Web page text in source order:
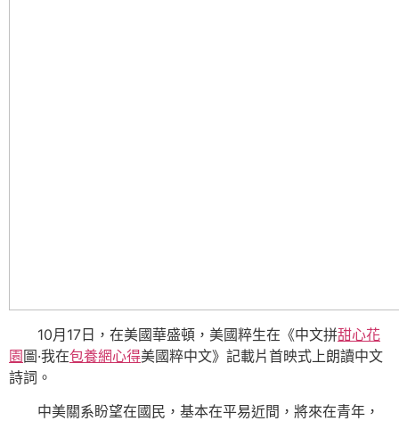
10月17日，在美國華盛頓，美國粹生在《中文拼甜心花
園圖·我在包養網心得美國粹中文》記載片首映式上朗讀中文
詩詞。
中美關系盼望在國民，基本在平易近間，將來在青年，